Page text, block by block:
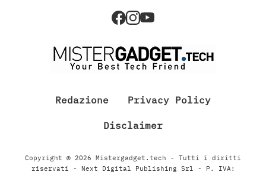
Redazione Privacy Policy
Disclaimer
Copyright © 2026 Mistergadget.tech - Tutti i diritti
riservati - Next Digital Publishing Srl - P. IVA: